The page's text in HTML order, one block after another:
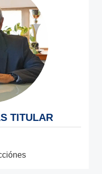
TITULAR